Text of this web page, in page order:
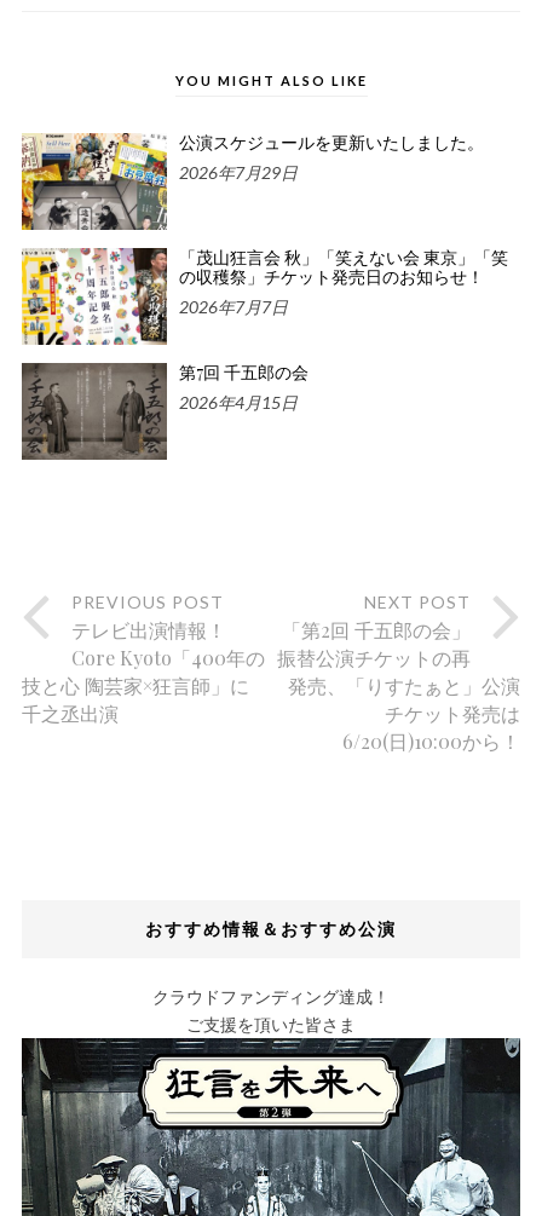
YOU MIGHT ALSO LIKE
公演スケジュールを更新いたしました。
2026年7月29日
「茂山狂言会 秋」「笑えない会 東京」「笑
の収穫祭」チケット発売日のお知らせ！
2026年7月7日
第7回 千五郎の会
2026年4月15日
PREVIOUS POST
テレビ出演情報！
Core Kyoto「400年の
技と心 陶芸家×狂言師」に
千之丞出演
NEXT POST
「第2回 千五郎の会」
振替公演チケットの再
発売、「りすたぁと」公演
チケット発売は
6/20(日)10:00から！
おすすめ情報＆おすすめ公演
クラウドファンディング達成！
ご支援を頂いた皆さま